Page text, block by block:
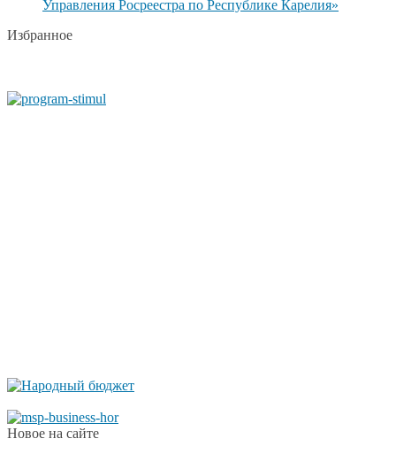
Управления Росреестра по Республике Карелия»
Избранное
Новое на сайте